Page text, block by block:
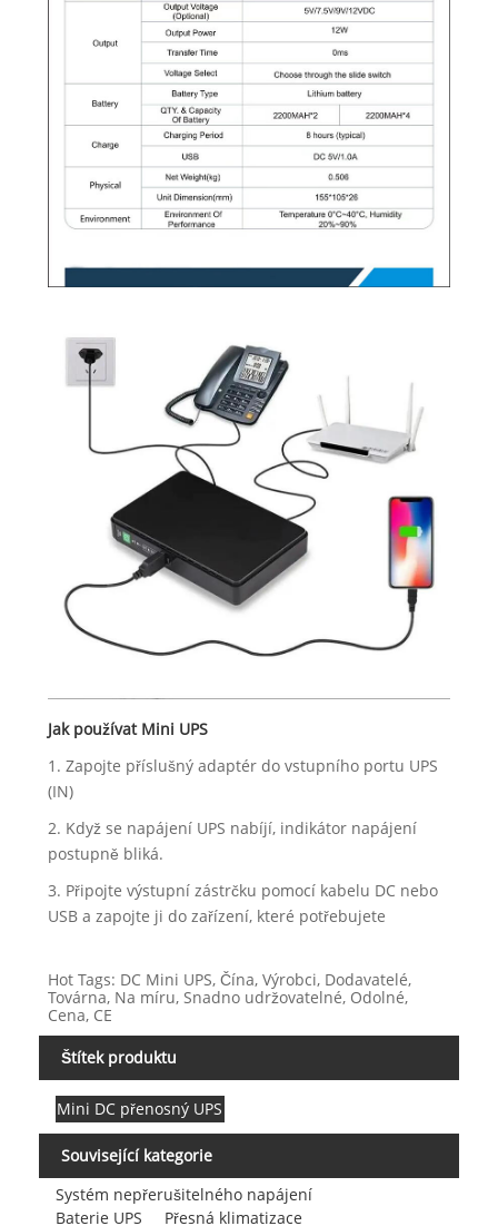
Jak používat Mini UPS
1. Zapojte příslušný adaptér do vstupního portu UPS
(IN)
2. Když se napájení UPS nabíjí, indikátor napájení
postupně bliká.
3. Připojte výstupní zástrčku pomocí kabelu DC nebo
USB a zapojte ji do zařízení, které potřebujete
Hot Tags: DC Mini UPS, Čína, Výrobci, Dodavatelé,
Továrna, Na míru, Snadno udržovatelné, Odolné,
Cena, CE
Štítek produktu
Mini DC přenosný UPS
Související kategorie
Systém nepřerušitelného napájení
Baterie UPS
Přesná klimatizace